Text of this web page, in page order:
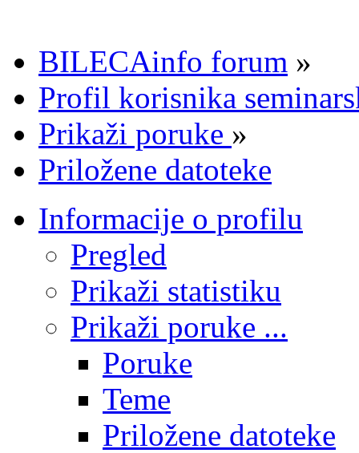
BILECAinfo forum »
Profil korisnika
Prikaži poruke »
Priložene datoteke
Informacije o profilu
Pregled
Prikaži statistiku
Prikaži poruke ...
Poruke
Teme
Priložene datoteke